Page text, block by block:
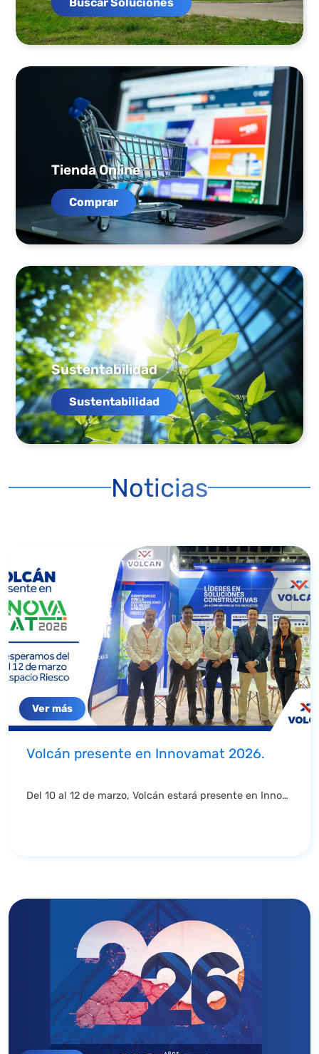
Tienda Online
Comprar
Sustentabilidad
Sustentabilidad
Noticias
Ver más
Volcán presente en Innovamat 2026.
Del 10 al 12 de marzo, Volcán estará presente en Innovamat, encuentro organizado por ...